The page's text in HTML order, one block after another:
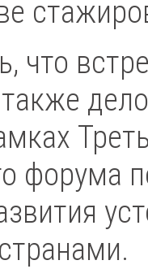
что
форума